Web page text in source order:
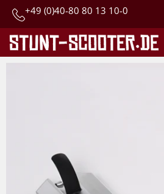
+49 (0)40-80 80 13 10-0